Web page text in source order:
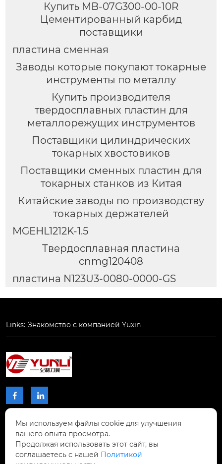
Купить MB-07G300-00-10R
Цементированный карбид
поставщики
пластина сменная
Заводы которые покупают токарные
инструменты по металлу
Купить производителя
твердосплавных пластин для
металлорежущих инструментов
Поставщики цилиндрических
токарных хвостовиков
Поставщики сменных пластин для
токарных станков из Китая
Китайские заводы по производству
токарных держателей
MGEHL1212K-1.5
Твердосплавная пластина
cnmg120408
пластина N123U3-0080-0000-GS
Links: Знакомство с компанией Yuxin
 
КОНТАКТЫ

Проспект Чжибиян № 2, Донхупин, город
Тайпин, уезд Шисин, город Шаогуань,
Мы используем файлы cookie для улучшения
вашего опыта просмотра.
Продолжая использовать этот сайт, вы
соглашаетесь с нашей Политикой